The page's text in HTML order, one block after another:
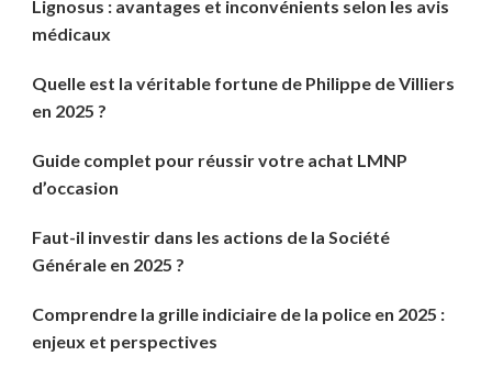
Lignosus : avantages et inconvénients selon les avis
médicaux
Quelle est la véritable fortune de Philippe de Villiers
en 2025 ?
Guide complet pour réussir votre achat LMNP
d’occasion
Faut-il investir dans les actions de la Société
Générale en 2025 ?
Comprendre la grille indiciaire de la police en 2025 :
enjeux et perspectives